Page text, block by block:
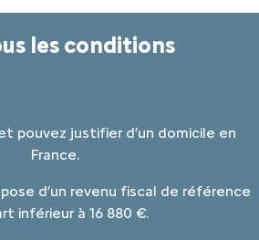
les conditions
pouvez justifier d’un domicile en
France.
d’un revenu fiscal de référence
inférieur à 16 880 €.